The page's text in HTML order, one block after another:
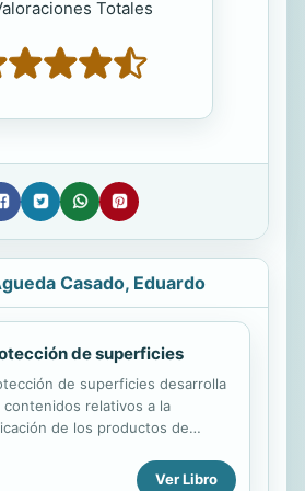
Totales
Casado, Eduardo
de superficies
de superficies desarrolla
contenidos relativos a la
de los productos de
de protección de superficies
Ver Libro